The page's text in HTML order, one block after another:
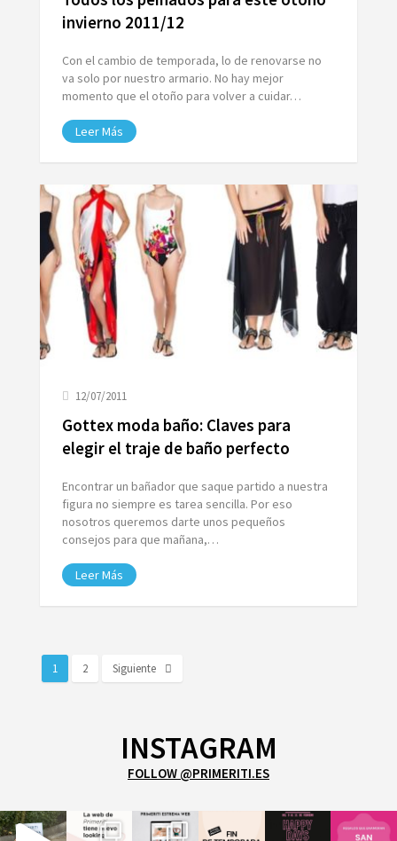
invierno 2011/12
Con el cambio de temporada, lo de renovarse no
va solo por nuestro armario. No hay mejor
momento que el otoño para volver a cuidar…
Leer Más
12/07/2011
Gottex moda baño: Claves para
elegir el traje de baño perfecto
Encontrar un bañador que saque partido a nuestra
figura no siempre es tarea sencilla. Por eso
nosotros queremos darte unos pequeños
consejos para que mañana,…
Leer Más
1 2 Siguiente
INSTAGRAM
FOLLOW @PRIMERITI.ES